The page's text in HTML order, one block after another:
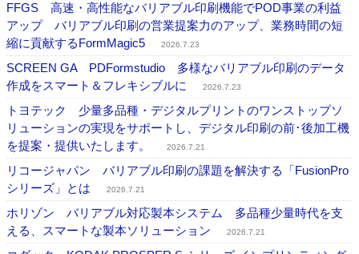
FFGS 高速・高性能なバリアブル印刷機能でPOD事業の利益
アップ バリアブル印刷の営業提案力のアップ、業務時間の短
縮に貢献するFormMagic5
2026.7.23
SCREEN GA PDFormstudio 多様なバリアブル印刷のデータ
作成をスマート＆フレキシブルに
2026.7.23
トヨテック 少量多品種・デジタルプリントのワンストップソ
リューションの実現をサポートし、デジタル印刷の前･後加工機
を提案・提供いたします。
2026.7.21
リコージャパン バリアブル印刷の課題を解決する「FusionPro
シリーズ」とは
2026.7.21
ホリゾン バリアブル対応製本システム 多品種少量時代を支
える、スマートな製本ソリューション
2026.7.21